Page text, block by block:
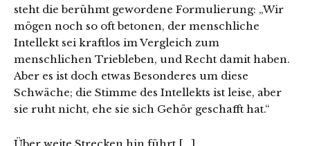
steht die berühmt gewordene Formulierung: „Wir
mögen noch so oft betonen, der menschliche
Intellekt sei kraftlos im Vergleich zum
menschlichen Triebleben, und Recht damit haben.
Aber es ist doch etwas Besonderes um diese
Schwäche; die Stimme des Intellekts ist leise, aber
sie ruht nicht, ehe sie sich Gehör geschafft hat.“
Über weite Strecken hin führt [...]